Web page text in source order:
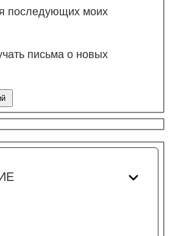
последующих моих
письма о новых